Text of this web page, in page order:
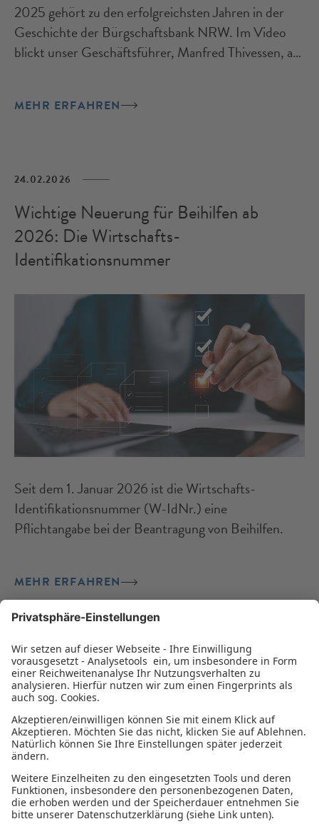
2025 gehört zu den erfolgreichsten Jahren in der
Geschichte der Bürgschaftsbank NRW. Im Video
blickt unser Geschäftsführer, Manfred Thivessen, auf
MEHR ERFAHREN
24.02.2026
Wichtige Neuerung für Beihilfen ab
2026: Die Wirtschafts-
Identifikationsnummer
Seit dem 1. Januar 2026 ist die Wirtschafts-
Identifikationsnummer (W-IdNr.) eine
Pflichtangabe bei der Beantragung von Beihilfen.
MEHR ERFAHREN